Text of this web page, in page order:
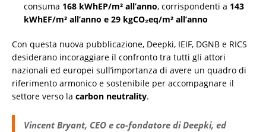
consuma 168 kWhEP/m² all’anno, corrispondenti a 143
kWhEF/m² all’anno e 29 kgCO₂eq/m² all’anno
Con questa nuova pubblicazione, Deepki, IEIF, DGNB e RICS
desiderano incoraggiare il confronto tra tutti gli attori
nazionali ed europei sull’importanza di avere un quadro di
riferimento armonico e sostenibile per accompagnare il
settore verso la carbon neutrality.
Vincent Bryant, CEO e co-fondatore di Deepki, ed